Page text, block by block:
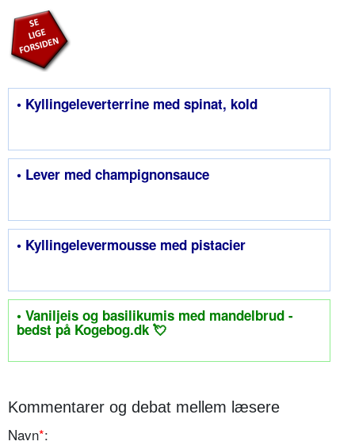
• Kyllingeleverterrine med spinat, kold
• Lever med champignonsauce
• Kyllingelevermousse med pistacier
• Vaniljeis og basilikumis med mandelbrud -
bedst på Kogebog.dk 💘
Kommentarer og debat mellem læsere
Navn*: